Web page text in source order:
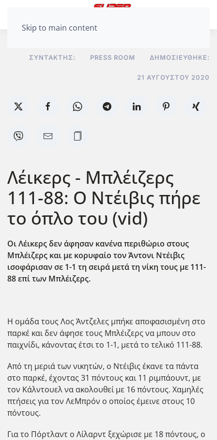
Skip to main content
ΣΥΝΤΆΚΤΗΣ: PRESS ROOM ΔΗΜΟΣΙΕΎΘΗΚΕ:
21 ΑΥΓΟΎΣΤΟΥ 2020
Λέικερς - Μπλέιζερς
111-88: Ο Nτέιβις πήρε
το όπλο του (vid)
Οι Λέικερς δεν άφησαν κανένα περιθώριο στους
Μπλέιζερς και με κορυφαίο τον Άντονι Ντέιβις
ισοφάρισαν σε 1-1 τη σειρά μετά τη νίκη τους με 111-
88 επί των Μπλέιζερς.
Η ομάδα τους Λος Άντζελες μπήκε αποφασισμένη στο
παρκέ και δεν άφησε τους Μπλέιζερς να μπουν στο
παιχνίδι, κάνοντας έτσι το 1-1, μετά το τελικό 111-88.
Από τη μεριά των νικητών, ο Ντέιβις έκανε τα πάντα
στο παρκέ, έχοντας 31 πόντους και 11 ριμπάουντ, με
τον Κάλντουελ να ακολουθεί με 16 πόντους. Χαμηλές
πτήσεις για τον ΛεΜπρόν ο οποίος έμεινε στους 10
πόντους.
Για το Πόρτλαντ ο Λίλαρντ ξεχώρισε με 18 πόντους, ο